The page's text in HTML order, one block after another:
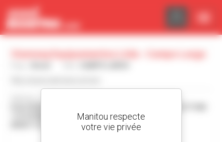
83607-312 CAMPO LARGO Brésil
Panneau de gestion des cookies
Manitou respecte
votre vie privée